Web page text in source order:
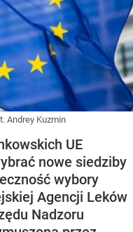
Andrey Kuzmin
UE
nowe siedziby
wybory
Agencji Leków
Nadzoru